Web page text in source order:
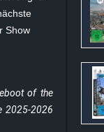
Show
of the
2025-2026